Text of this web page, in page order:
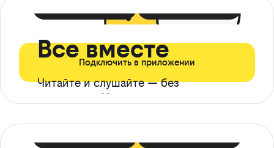
Все вместе
Читайте и слушайте — без
ограничений*
Подключить в приложении